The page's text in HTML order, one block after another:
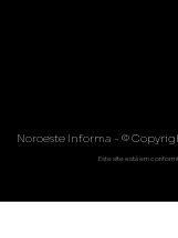
Noroeste Informa - ©
Este site está em